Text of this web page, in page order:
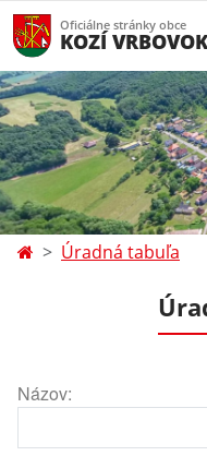
Oficiálne stránky obce
KOZÍ VRBOVOK
Úradná tabuľa
Názov: